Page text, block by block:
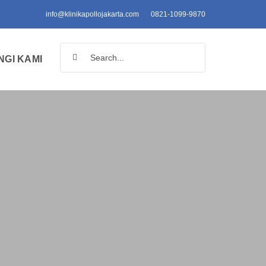
info@klinikapollojakarta.com 0821-1099-9870
KAMI